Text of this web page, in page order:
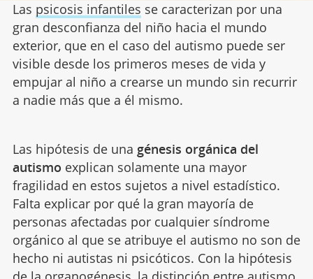
Las psicosis infantiles se caracterizan por una
gran desconfianza del niño hacia el mundo
exterior, que en el caso del autismo puede ser
visible desde los primeros meses de vida y
empujar al niño a crearse un mundo sin recurrir
a nadie más que a él mismo.
Las hipótesis de una génesis orgánica del
autismo explican solamente una mayor
fragilidad en estos sujetos a nivel estadístico.
Falta explicar por qué la gran mayoría de
personas afectadas por cualquier síndrome
orgánico al que se atribuye el autismo no son de
hecho ni autistas ni psicóticos. Con la hipótesis